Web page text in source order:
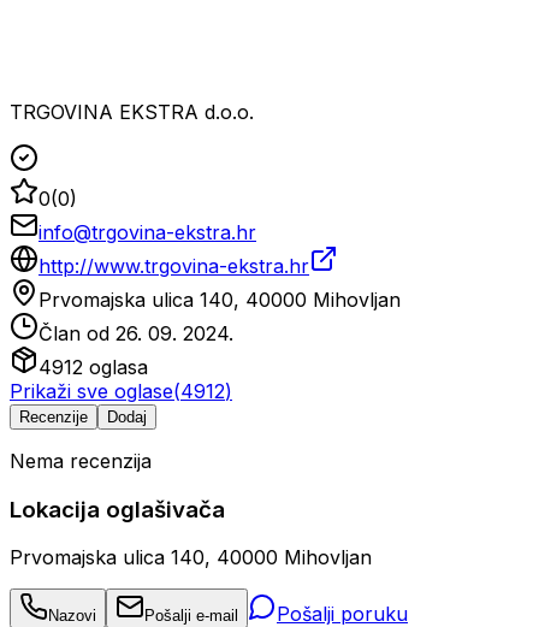
TRGOVINA EKSTRA d.o.o.
0(0)
info@trgovina-ekstra.hr
http://www.trgovina-ekstra.hr
Prvomajska ulica 140, 40000 Mihovljan
Član od 26. 09. 2024.
4912 oglasa
Prikaži sve oglase(4912)
Recenzije Dodaj
Nema recenzija
Lokacija oglašivača
Prvomajska ulica 140, 40000 Mihovljan
Nazovi Pošalji e-mail Pošalji poruku